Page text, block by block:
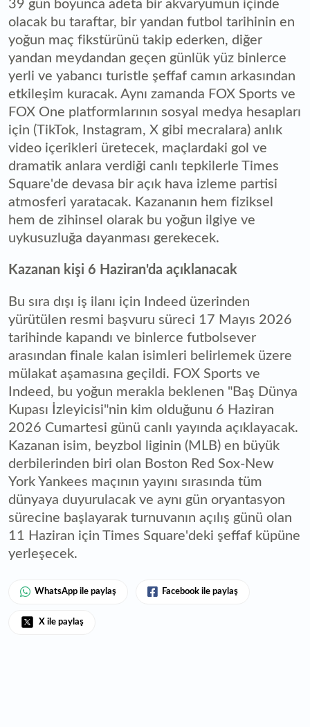
39 gün boyunca adeta bir akvaryumun içinde
olacak bu taraftar, bir yandan futbol tarihinin en
yoğun maç fikstürünü takip ederken, diğer
yandan meydandan geçen günlük yüz binlerce
yerli ve yabancı turistle şeffaf camın arkasından
etkileşim kuracak. Aynı zamanda FOX Sports ve
FOX One platformlarının sosyal medya hesapları
için (TikTok, Instagram, X gibi mecralara) anlık
video içerikleri üretecek, maçlardaki gol ve
dramatik anlara verdiği canlı tepkilerle Times
Square'de devasa bir açık hava izleme partisi
atmosferi yaratacak. Kazananın hem fiziksel
hem de zihinsel olarak bu yoğun ilgiye ve
uykusuzluğa dayanması gerekecek.
Kazanan kişi 6 Haziran'da açıklanacak
Bu sıra dışı iş ilanı için Indeed üzerinden
yürütülen resmi başvuru süreci 17 Mayıs 2026
tarihinde kapandı ve binlerce futbolsever
arasından finale kalan isimleri belirlemek üzere
mülakat aşamasına geçildi. FOX Sports ve
Indeed, bu yoğun merakla beklenen "Baş Dünya
Kupası İzleyicisi"nin kim olduğunu 6 Haziran
2026 Cumartesi günü canlı yayında açıklayacak.
Kazanan isim, beyzbol liginin (MLB) en büyük
derbilerinden biri olan Boston Red Sox-New
York Yankees maçının yayını sırasında tüm
dünyaya duyurulacak ve aynı gün oryantasyon
sürecine başlayarak turnuvanın açılış günü olan
11 Haziran için Times Square'deki şeffaf küpüne
yerleşecek.
WhatsApp ile paylaş Facebook ile paylaş
X ile paylaş